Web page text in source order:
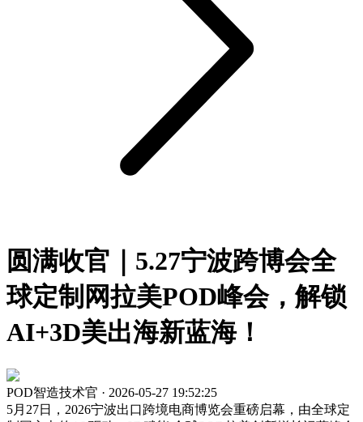
圆满收官｜5.27宁波跨博会全
球定制网拉美POD峰会，解锁
AI+3D美出海新蓝海！
POD智造技术官 · 2026-05-27 19:52:25
5月27日，2026宁波出口跨境电商博览会重磅启幕，由全球定